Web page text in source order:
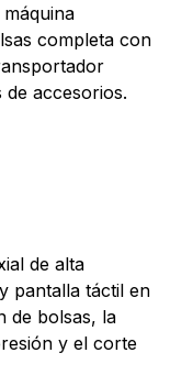
completa con
de accesorios.
de alta
pantalla táctil en
de bolsas, la
y el corte